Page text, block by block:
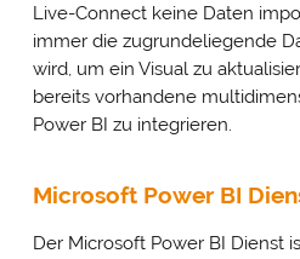
Live-Connect keine Daten
immer die zugrundeliegende
wird, um ein Visual zu
bereits vorhandene
Power BI zu integrieren.
Microsoft Power BI
Der Microsoft Power BI Dienst